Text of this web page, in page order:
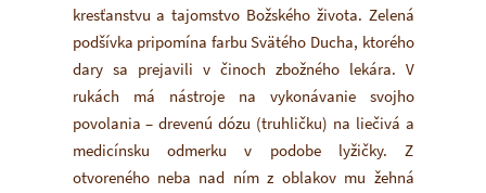
kresťanstvu a tajomstvo Božského života. Zelená
podšívka pripomína farbu Svätého Ducha, ktorého
dary sa prejavili v činoch zbožného lekára. V
rukách má nástroje na vykonávanie svojho
povolania – drevenú dózu (truhličku) na liečivá a
medicínsku odmerku v podobe lyžičky. Z
otvoreného neba nad ním z oblakov mu žehná